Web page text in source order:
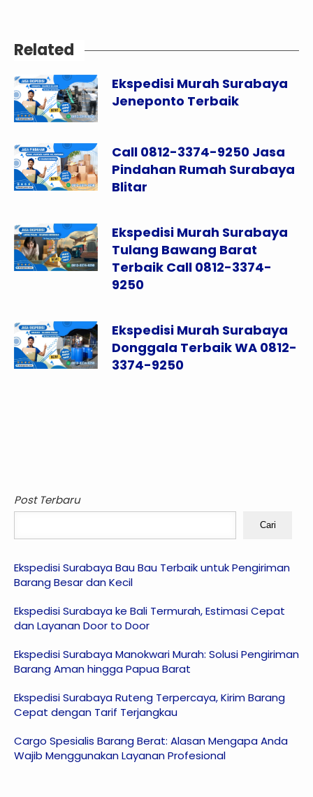
Related
Ekspedisi Murah Surabaya
Jeneponto Terbaik
Call 0812-3374-9250 Jasa
Pindahan Rumah Surabaya
Blitar
Ekspedisi Murah Surabaya
Tulang Bawang Barat
Terbaik Call 0812-3374-
9250
Ekspedisi Murah Surabaya
Donggala Terbaik WA 0812-
3374-9250
Post Terbaru
Cari
Ekspedisi Surabaya Bau Bau Terbaik untuk Pengiriman
Barang Besar dan Kecil
Ekspedisi Surabaya ke Bali Termurah, Estimasi Cepat
dan Layanan Door to Door
Ekspedisi Surabaya Manokwari Murah: Solusi Pengiriman
Barang Aman hingga Papua Barat
Ekspedisi Surabaya Ruteng Terpercaya, Kirim Barang
Cepat dengan Tarif Terjangkau
Cargo Spesialis Barang Berat: Alasan Mengapa Anda
Wajib Menggunakan Layanan Profesional